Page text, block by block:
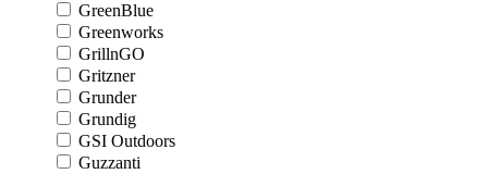
GreenBlue
Greenworks
GrillnGO
Gritzner
Grunder
Grundig
GSI Outdoors
Guzzanti